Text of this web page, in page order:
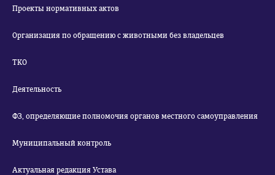
Проекты нормативных актов
Организация по обращению с животными без владельцев
ТКО
Деятельность
ФЗ, определяющие полномочия органов местного самоуправления
Муниципальный контроль
Актуальная редакция Устава